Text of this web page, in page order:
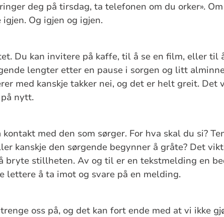
deg på tirsdag, ta telefonen om du orker».
Og igjen og igjen.
Du kan invitere på kaffe, til å se en film, eller til
lengter etter en pause i sorgen og litt
med kanskje takker nei, og det er helt greit. Det
nytt.
med den som sørger. For hva skal du si?
kanskje den sørgende begynner å gråte? Det
bryte stillheten. Av og til er en tekstmelding en
lettere å ta imot og svare på en melding.
oss på, og det kan fort ende med at vi ikke